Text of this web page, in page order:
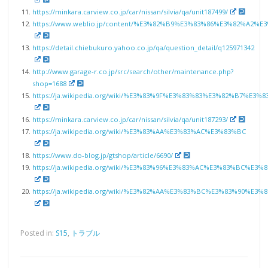
https://minkara.carview.co.jp/car/nissan/silvia/qa/unit187499/
https://www.weblio.jp/content/
https://detail.chiebukuro.yahoo.co.jp/qa/question_detail/q125971342
http://www.garage-r.co.jp/src/search/other/maintenance.php?
shop=1688
https://ja.wikipedia.org/wiki/
https://minkara.carview.co.jp/car/nissan/silvia/qa/unit187293/
https://ja.wikipedia.org/wiki/%E3%83%AA%E3%83%AC%E3%83%BC
https://www.do-blog.jp/gtshop/article/6690/
https://ja.wikipedia.org/wiki/
https://ja.wikipedia.org/wiki/
Posted in: S15, トラブル